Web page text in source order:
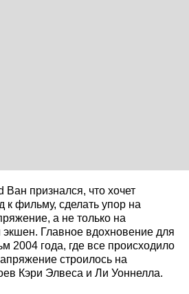
Ван признался, что хочет
к фильму, сделать упор на
а не только на
Главное вдохновение для
2004 года, где все происходило
строилось на
Кэри Элвеса и Ли Уоннелла.